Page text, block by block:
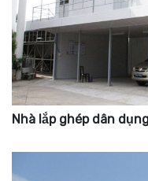
Nhà lắp ghép dân